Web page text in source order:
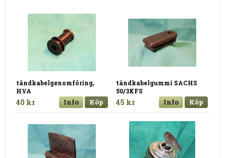
tändkabelgenomföring,
HVA
40 kr Info Köp
tändkabelgummi SACHS
50/3KFS
45 kr Info Köp